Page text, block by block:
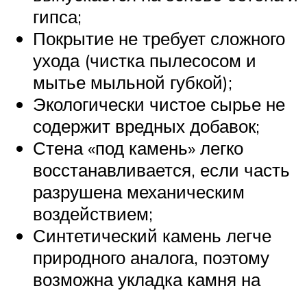
гипса;
Покрытие не требует сложного
ухода (чистка пылесосом и
мытье мыльной губкой);
Экологически чистое сырье не
содержит вредных добавок;
Стена «под камень» легко
восстанавливается, если часть
разрушена механическим
воздействием;
Синтетический камень легче
природного аналога, поэтому
возможна укладка камня на